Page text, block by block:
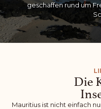
geschaffen rund um
Mauritius ist nicht einfach
Die